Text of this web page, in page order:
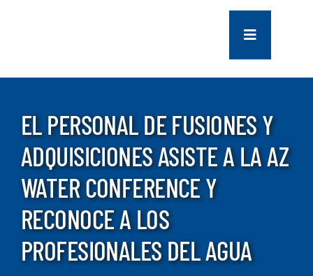
Navegación
de
palanca
COMPANY
SERVICES
PROJECTS
NEWS
EL PERSONAL DE FUSIONES Y
ADQUISICIONES ASISTE A LA AZ
WATER CONFERENCE Y
RECONOCE A LOS
PROFESIONALES DEL AGUA